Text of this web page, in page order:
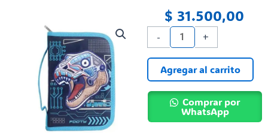
$ 31.500,00
-
Cartuchera
1
Cierre
Desplegable
Dinosaurio
Transformer
+
Agregar al carrito
Comprar por
WhatsApp